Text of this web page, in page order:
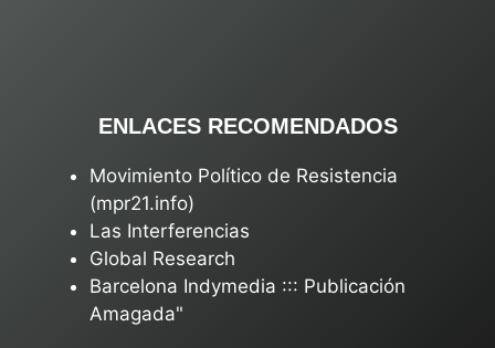
ENLACES RECOMENDADOS
Movimiento Político de Resistencia
(mpr21.info)
Las Interferencias
Global Research
Barcelona Indymedia ::: Publicación
Amagada"